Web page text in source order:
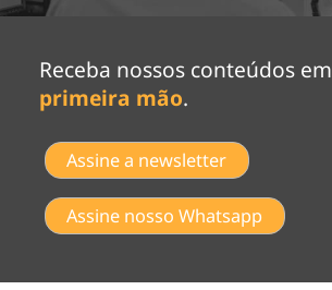
Receba nossos conteúdos em
primeira mão.
Assine a newsletter
Assine nosso Whatsapp